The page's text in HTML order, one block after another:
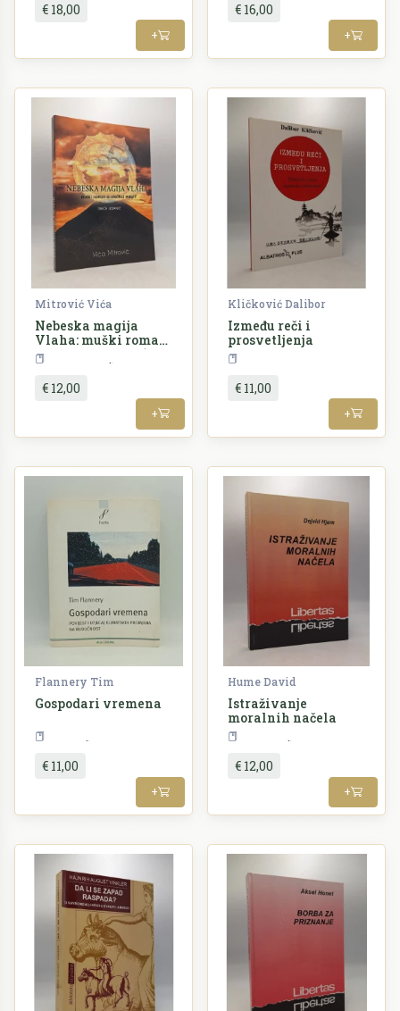
€ 18,00
+
€ 16,00
+
Mitrović Vića
Nebeska magija
Vlaha: muški roman
o vlaškoj magiji (3.
izdanje)
€ 12,00
+
Kličković Dalibor
Između reči i
prosvetljenja
€ 11,00
+
Flannery Tim
Gospodari vremena
€ 11,00
+
Hume David
Istraživanje
moralnih načela
€ 12,00
+